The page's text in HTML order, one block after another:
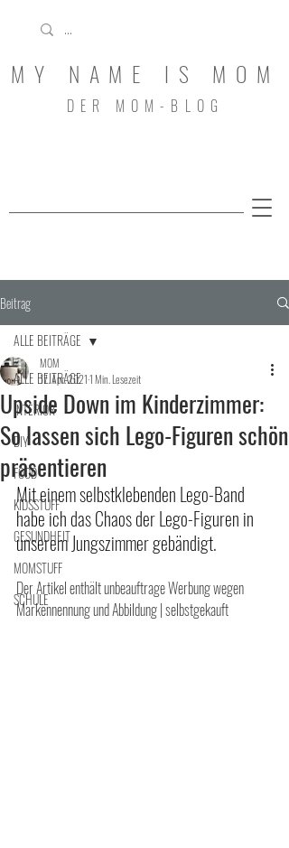
MY NAME IS MOM
DER MOM-BLOG
Beitrag
ALLE BEITRÄGE
INTERIOR
DIY
FOOD
KIDSSTUFF
GESUNDHEIT
MOMSTUFF
SCHULE
ALLE BEITRÄGE
Upside Down im Kinderzimmer:
So lassen sich Lego-Figuren schön
präsentieren
MOM
17. Apr. 20211 Min. Lesezeit
Mit einem selbstklebenden Lego-Band
habe ich das Chaos der Lego-Figuren in
unserem Jungszimmer gebändigt.
Der Artikel enthält unbeauftrage Werbung wegen
Markennennung und Abbildung | selbstgekauft